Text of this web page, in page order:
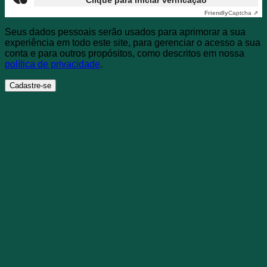
FriendlyCaptcha ⇗
Seus dados pessoais serão usados para aprimorar a sua
experiência em todo este site, para gerenciar o acesso a sua
conta e para outros propósitos, como descritos em nossa
política de privacidade.
Cadastre-se